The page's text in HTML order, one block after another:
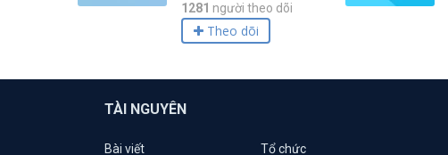
1281 người theo dõi
Theo dõi
TÀI NGUYÊN
Bài viết Tổ chức